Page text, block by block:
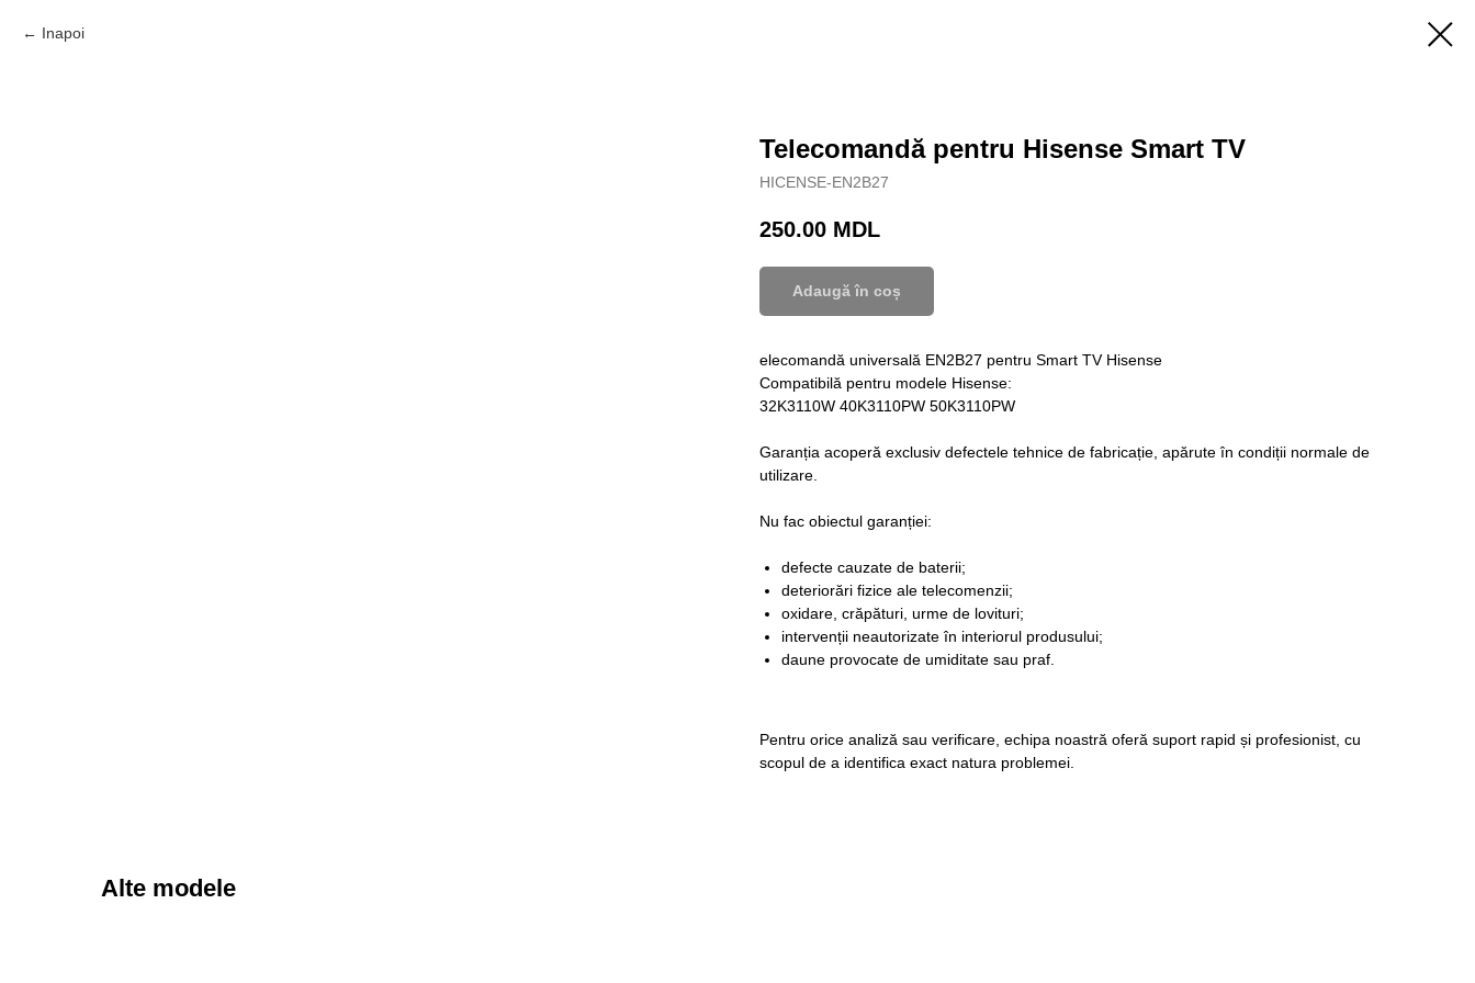
Inapoi
Telecomandă pentru Hisense Smart TV
HICENSE-EN2B27
250.00 MDL
Adaugă în coș
elecomandă universală EN2B27 pentru Smart TV Hisense
Compatibilă pentru modele Hisense:
32K3110W 40K3110PW 50K3110PW
Garanția acoperă exclusiv defectele tehnice de fabricație, apărute în condiții normale de
utilizare.
Nu fac obiectul garanției:
defecte cauzate de baterii;
deteriorări fizice ale telecomenzii;
oxidare, crăpături, urme de lovituri;
intervenții neautorizate în interiorul produsului;
daune provocate de umiditate sau praf.
Pentru orice analiză sau verificare, echipa noastră oferă suport rapid și profesionist, cu
scopul de a identifica exact natura problemei.
Alte modele